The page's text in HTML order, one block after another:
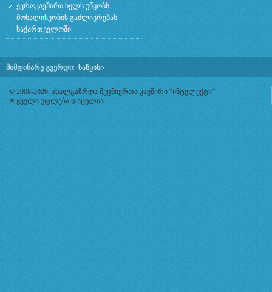
ევროკავშირი ხელს უწყობს
მოხალისეობის გაძლიერებას
საქართველოში
მიმდინარე გვერდი: საწყისი
© 2008-2026, ახალგაზრდა მეცნიერთა კავშირი “ინტელექტი”
® ყველა უფლება დაცულია